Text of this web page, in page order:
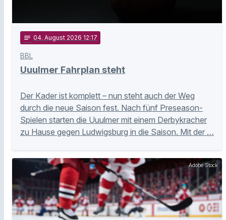
notes 04. August 2026 12:17
BBL
Uuulmer Fahrplan steht
Der Kader ist komplett – nun steht auch der Weg
durch die neue Saison fest. Nach fünf Preseason-
Spielen starten die Uuulmer mit einem Derbykracher
zu Hause gegen Ludwigsburg in die Saison. Mit der …
Adobe Stock